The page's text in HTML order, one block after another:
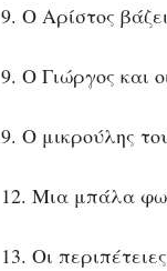
9. Ο Αρίστος
9. Ο Γιώργος και
9. Ο μικρούλης
12. Μια μπάλα
13. Οι